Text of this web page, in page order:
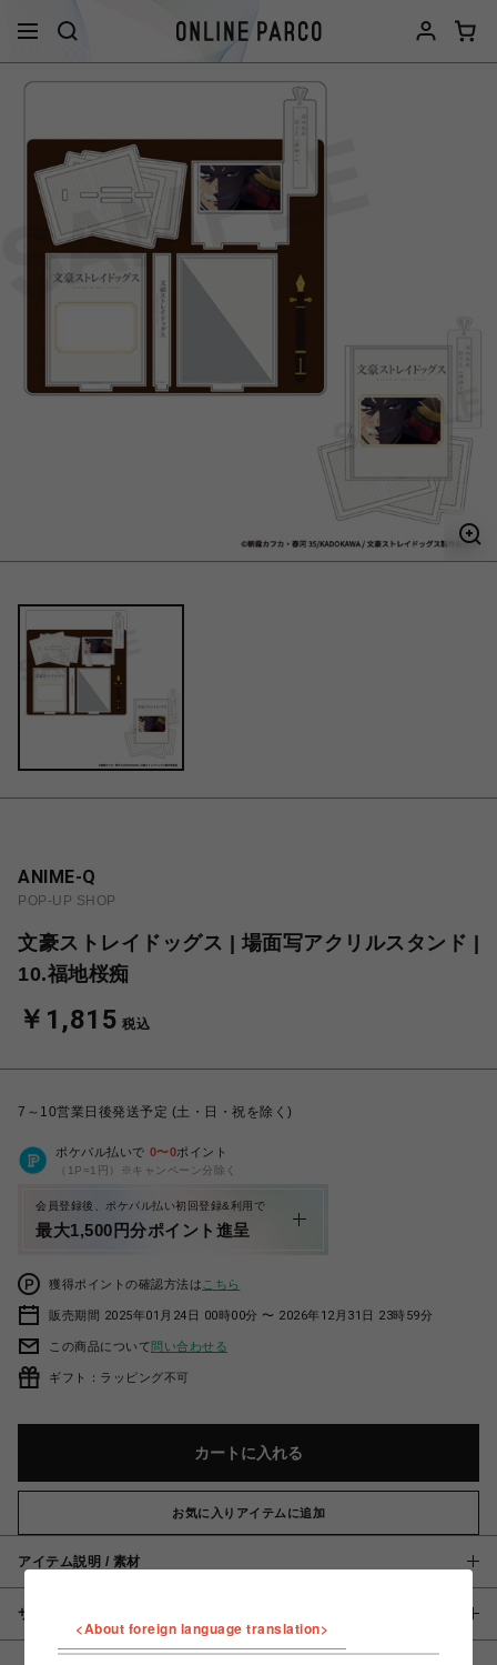
ANIME-Q
POP-UP SHOP
文豪ストレイドッグス | 場面写アクリルスタンド |
10.福地桜痴
￥1,815 税込
7～10営業日後発送予定 (土・日・祝を除く)
ポケパル払いで 0〜0ポイント
（1P=1円）※キャンペーン分除く
会員登録後、ポケパル払い初回登録&利用で
最大1,500円分ポイント進呈
獲得ポイントの確認方法は こちら
販売期間 2025年01月24日 00時00分 〜 2026年12月31日 23時59分
この商品について問い合わせる
ギフト：ラッピング不可
カートに入れる
お気に入りアイテムに追加
アイテム説明 / 素材
サイズ
<About foreign language translation>